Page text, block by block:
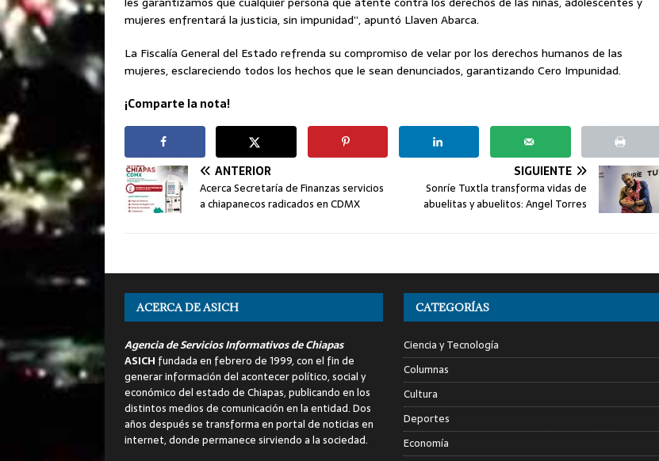
mujeres enfrentará la justicia, sin impunidad”, apuntó Llaven Abarca.
La Fiscalía General del Estado refrenda su compromiso de velar por los derechos humanos de las
mujeres, esclareciendo todos los hechos que le sean denunciados, garantizando Cero Impunidad.
¡Comparte la nota!
ANTERIOR
Acerca Secretaría de Finanzas servicios
a chiapanecos radicados en CDMX
SIGUIENTE
Sonríe Tuxtla transforma vidas de
abuelitas y abuelitos: Angel Torres
ACERCA DE ASICH
Agencia de Servicios Informativos de Chiapas
ASICH fundada en febrero de 1999, con el fin de
generar información del acontecer político, social y
económico del estado de Chiapas, publicando en los
distintos medios de comunicación en la entidad. Dos
años después se transforma en portal de noticias en
internet, donde permanece sirviendo a la sociedad.
CATEGORÍAS
Ciencia y Tecnología
Columnas
Cultura
Deportes
Economía